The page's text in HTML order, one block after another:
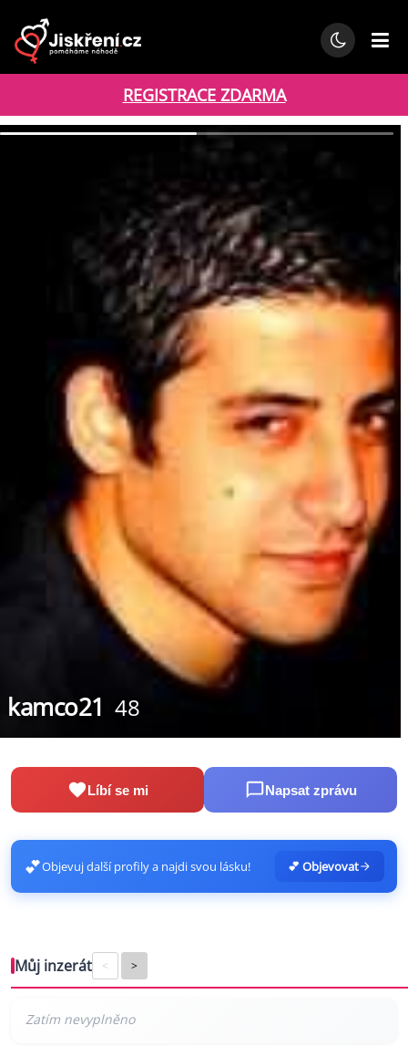
REGISTRACE ZDARMA
kamco21 48
Líbí se mi Napsat zprávu
💕Objevuj další profily a najdi svou lásku! 💕 Objevovat
Můj inzerát < >